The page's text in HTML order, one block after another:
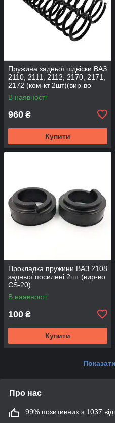
Пружина задньої підвіски ВАЗ
2110, 2111, 2112, 2170, 2171,
2172 (ком-кт 2шт)(вир-во
SKADI)
В наявності
960 ₴
Купити
Прокладка пружини ВАЗ 2108
задньої посилені 2шт (вир-во
CS-20)
В наявності
100 ₴
Купити
Про нас
99% позитивних з 1037